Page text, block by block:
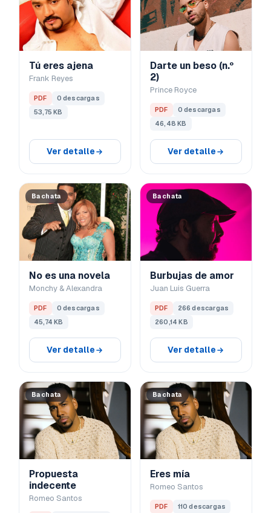
Tú eres ajena
Frank Reyes
PDF
0 descargas
53,75 KB
Ver detalle
Darte un beso (n.º
2)
Prince Royce
PDF
0 descargas
46,48 KB
Ver detalle
Bachata
No es una novela
Monchy & Alexandra
PDF
0 descargas
45,74 KB
Ver detalle
Bachata
Burbujas de amor
Juan Luis Guerra
PDF
266 descargas
260,14 KB
Ver detalle
Bachata
Propuesta
indecente
Romeo Santos
Bachata
Eres mía
Romeo Santos
PDF
110 descargas